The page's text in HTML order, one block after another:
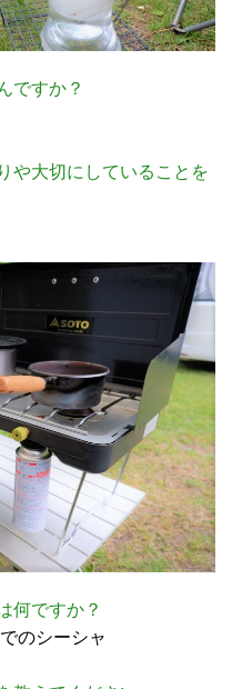
ですか？
や大切にしていることを
何ですか？
のシーシャ